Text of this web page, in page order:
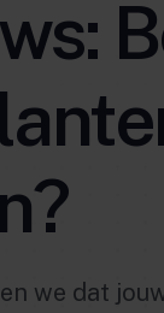
we dat